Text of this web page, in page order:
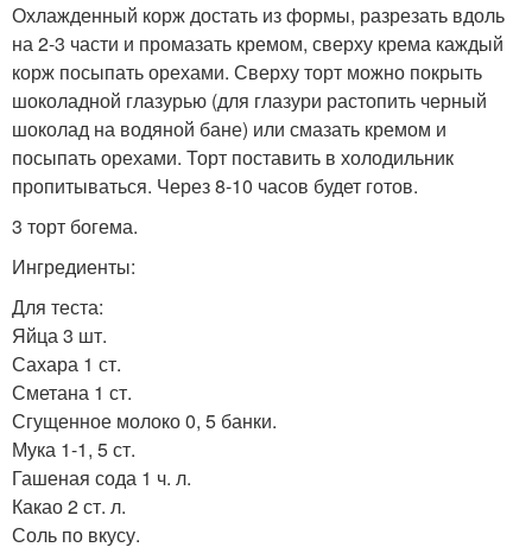
Охлажденный корж достать из формы, разрезать вдоль
на 2-3 части и промазать кремом, сверху крема каждый
корж посыпать орехами. Сверху торт можно покрыть
шоколадной глазурью (для глазури растопить черный
шоколад на водяной бане) или смазать кремом и
посыпать орехами. Торт поставить в холодильник
пропитываться. Через 8-10 часов будет готов.
3 торт богема.
Ингредиенты:
Для теста:
Яйца 3 шт.
Сахара 1 ст.
Сметана 1 ст.
Сгущенное молоко 0, 5 банки.
Мука 1-1, 5 ст.
Гашеная сода 1 ч. л.
Какао 2 ст. л.
Соль по вкусу.